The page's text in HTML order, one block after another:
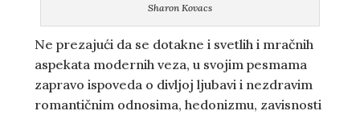
Sharon Kovacs
Ne prezajući da se dotakne i svetlih i mračnih
aspekata modernih veza, u svojim pesmama
zapravo ispoveda o divljoj ljubavi i nezdravim
romantičnim odnosima, hedonizmu, zavisnosti